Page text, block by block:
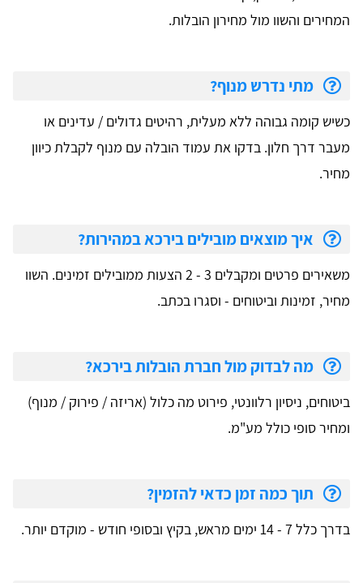
המחירים והשוו מול מחירון הובלות.
מתי נדרש מנוף?
כשיש קומה גבוהה ללא מעלית, רהיטים גדולים / עדינים או
מעבר דרך חלון. בדקו את עמוד הובלה עם מנוף לקבלת כיוון
מחיר.
איך מוצאים מובילים בירכא במהירות?
משאירים פרטים ומקבלים 3 - 2 הצעות ממובילים זמינים. השוו
מחיר, זמינות וביטוחים - וסגרו בכתב.
מה לבדוק מול חברת הובלות בירכא?
ביטוחים, ניסיון רלוונטי, פירוט מה כלול (אריזה / פירוק / מנוף)
ומחיר סופי כולל מע"מ.
תוך כמה זמן כדאי להזמין?
בדרך כלל 7 - 14 ימים מראש, בקיץ ובסופי חודש - מוקדם יותר.